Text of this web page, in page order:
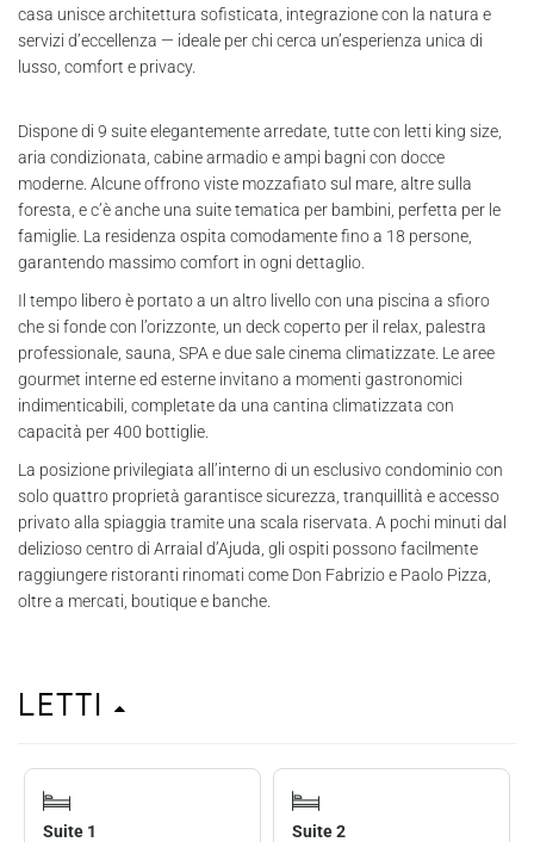
casa unisce architettura sofisticata, integrazione con la natura e
servizi d’eccellenza — ideale per chi cerca un’esperienza unica di
lusso, comfort e privacy.
Dispone di 9 suite elegantemente arredate, tutte con letti king size,
aria condizionata, cabine armadio e ampi bagni con docce
moderne. Alcune offrono viste mozzafiato sul mare, altre sulla
foresta, e c’è anche una suite tematica per bambini, perfetta per le
famiglie. La residenza ospita comodamente fino a 18 persone,
garantendo massimo comfort in ogni dettaglio.
Il tempo libero è portato a un altro livello con una piscina a sfioro
che si fonde con l’orizzonte, un deck coperto per il relax, palestra
professionale, sauna, SPA e due sale cinema climatizzate. Le aree
gourmet interne ed esterne invitano a momenti gastronomici
indimenticabili, completate da una cantina climatizzata con
capacità per 400 bottiglie.
La posizione privilegiata all’interno di un esclusivo condominio con
solo quattro proprietà garantisce sicurezza, tranquillità e accesso
privato alla spiaggia tramite una scala riservata. A pochi minuti dal
delizioso centro di Arraial d’Ajuda, gli ospiti possono facilmente
raggiungere ristoranti rinomati come Don Fabrizio e Paolo Pizza,
oltre a mercati, boutique e banche.
Letti
Suite 1 Suite 2